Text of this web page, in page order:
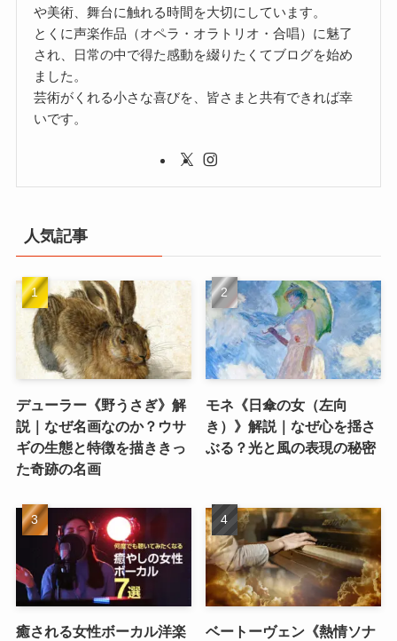
や美術、舞台に触れる時間を大切にしています。
とくに声楽作品（オペラ・オラトリオ・合唱）に魅了
され、日常の中で得た感動を綴りたくてブログを始め
ました。
芸術がくれる小さな喜びを、皆さまと共有できれば幸
いです。
人気記事
デューラー《野うさぎ》解
説｜なぜ名画なのか？ウサ
ギの生態と特徴を描ききっ
た奇跡の名画
モネ《日傘の女（左向
き）》解説｜なぜ心を揺さ
ぶる？光と風の表現の秘密
癒される女性ボーカル洋楽
ベートーヴェン《熱情ソナ